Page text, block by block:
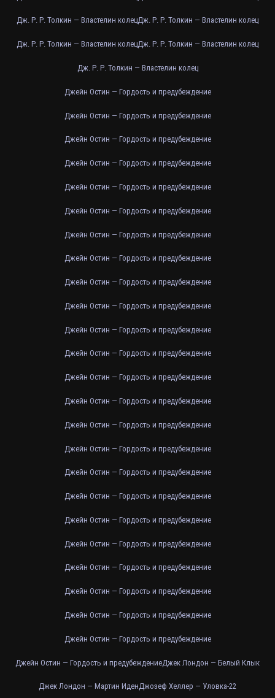
Дж. Р. Р. Толкин — Властелин колецДж. Р. Р. Толкин — Властелин колец
Дж. Р. Р. Толкин — Властелин колецДж. Р. Р. Толкин — Властелин колец
Дж. Р. Р. Толкин — Властелин колец
Джейн Остин — Гордость и предубеждение
Джейн Остин — Гордость и предубеждение
Джейн Остин — Гордость и предубеждение
Джейн Остин — Гордость и предубеждение
Джейн Остин — Гордость и предубеждение
Джейн Остин — Гордость и предубеждение
Джейн Остин — Гордость и предубеждение
Джейн Остин — Гордость и предубеждение
Джейн Остин — Гордость и предубеждение
Джейн Остин — Гордость и предубеждение
Джейн Остин — Гордость и предубеждение
Джейн Остин — Гордость и предубеждение
Джейн Остин — Гордость и предубеждение
Джейн Остин — Гордость и предубеждение
Джейн Остин — Гордость и предубеждение
Джейн Остин — Гордость и предубеждение
Джейн Остин — Гордость и предубеждение
Джейн Остин — Гордость и предубеждение
Джейн Остин — Гордость и предубеждение
Джейн Остин — Гордость и предубеждение
Джейн Остин — Гордость и предубеждение
Джейн Остин — Гордость и предубеждение
Джейн Остин — Гордость и предубеждение
Джейн Остин — Гордость и предубеждение
Джейн Остин — Гордость и предубеждениеДжек Лондон — Белый Клык
Джек Лондон — Мартин ИденДжозеф Хеллер — Уловка-22